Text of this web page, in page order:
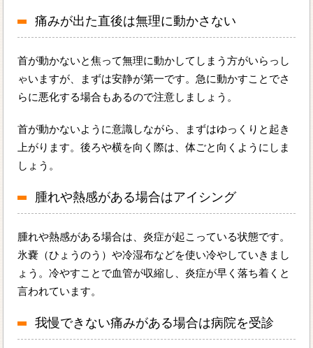
痛みが出た直後は無理に動かさない
首が動かないと焦って無理に動かしてしまう方がいらっし
ゃいますが、まずは安静が第一です。急に動かすことでさ
らに悪化する場合もあるので注意しましょう。
首が動かないように意識しながら、まずはゆっくりと起き
上がります。後ろや横を向く際は、体ごと向くようにしま
しょう。
腫れや熱感がある場合はアイシング
腫れや熱感がある場合は、炎症が起こっている状態です。
氷嚢（ひょうのう）や冷湿布などを使い冷やしていきまし
ょう。冷やすことで血管が収縮し、炎症が早く落ち着くと
言われています。
我慢できない痛みがある場合は病院を受診